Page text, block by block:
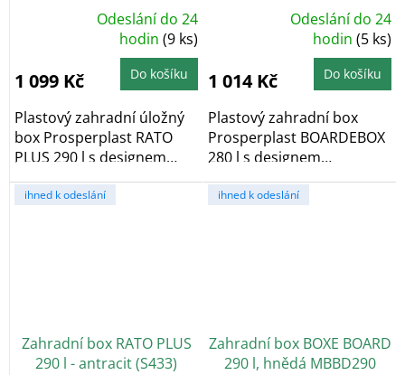
4,8
z
5
Odeslání do 24
hodin(9 ks)
1 099 Kč Do košíku
Plastový zahradní úložný
box Prosperplast RATO
PLUS 290 l s designem
umělého ratanu v...
4,6
z
5
Odeslání do 24
hodin(5 ks)
1 014 Kč Do košíku
Plastový zahradní box
Prosperplast BOARDEBOX
280 l s designem
dřevěných prken v
odstínu...
ihned k odeslání
Zahradní box RATO PLUS
290 l - antracit (S433)
ihned k odeslání
Zahradní box BOXE BOARD
290 l, hnědá MBBD290